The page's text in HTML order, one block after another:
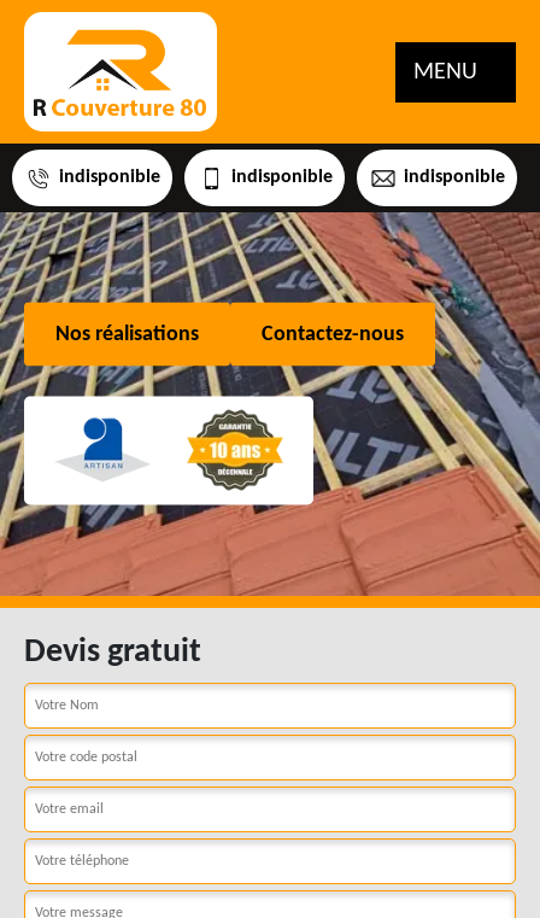
MENU
indisponible indisponible indisponible
Nos réalisations Contactez-nous
Devis gratuit